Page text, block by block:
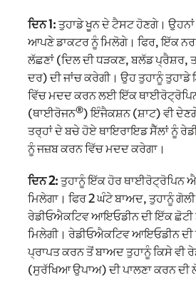
ਦਿਨ 1: ਤੁਹਾਡੇ ਖੂਨ ਦੇ ਟੈਸਟ ਹੋਣਗੇ।
ਆਪਣੇ ਡਾਕਟਰ ਨੂੰ ਮਿਲੋਗੇ। ਫਿਰ, ਇੱਕ
ਲੱਛਣਾਂ (ਦਿਲ ਦੀ ਧੜਕਣ, ਬਲੱਡ ਪ੍ਰੈਸ਼ਰ,
ਦਰ) ਦੀ ਜਾਂਚ ਕਰੇਗੀ। ਉਹ ਤੁਹਾਨੂੰ
ਵਿੱਚ ਮਦਦ ਕਰਨ ਲਈ ਇੱਕ
(ਥਾਈਰੋਜਨ®) ਇੰਜੈਕਸ਼ਨ (ਸ਼ਾਟ) ਵੀ
ਤਰ੍ਹਾਂ ਦੇ ਬਚੇ ਹੋਏ ਥਾਇਰਾਇਡ ਸੈੱਲਾਂ ਨੂੰ
ਨੂੰ ਜਜ਼ਬ ਕਰਨ ਵਿੱਚ ਮਦਦ ਕਰੇਗਾ।
ਦਿਨ 2: ਤੁਹਾਨੂੰ ਇੱਕ ਹੋਰ ਥਾਈਰੋਟ੍ਰੋਪਿਨ
ਮਿਲੇਗਾ। ਫਿਰ 2 ਘੰਟੇ ਬਾਅਦ, ਤੁਹਾਨੂੰ
ਰੇਡੀਓਐਕਟਿਵ ਆਇਓਡੀਨ ਦੀ ਇੱਕ ਛੋਟੀ
ਮਿਲੇਗੀ। ਰੇਡੀਓਐਕਟਿਵ ਆਇਓਡੀਨ ਦੀ
ਪ੍ਰਾਪਤ ਕਰਨ ਤੋਂ ਬਾਅਦ ਤੁਹਾਨੂੰ ਕਿਸੇ ਵੀ
(ਸੁਰੱਖਿਆ ਉਪਾਅ) ਦੀ ਪਾਲਣਾ ਕਰਨ ਦੀ